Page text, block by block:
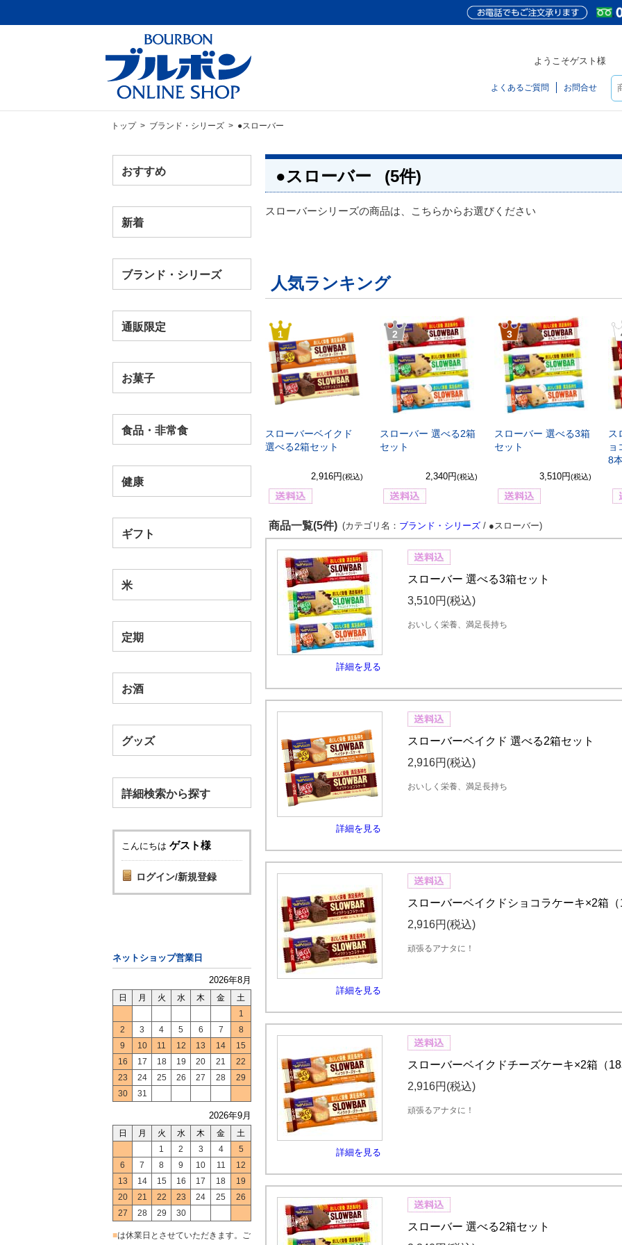
ようこそゲスト様
よくあるご質問 お問合せ
トップ> ブランド・シリーズ> ●スローバー
おすすめ
新着
ブランド・シリーズ
通販限定
お菓子
食品・非常食
健康
ギフト
米
定期
お酒
グッズ
詳細検索から探す
こんにちは ゲスト様
ログイン/新規登録
ネットショップ営業日
2026年8月
日 月 火 水 木 金
土
1
2
3 4 5 6 7
8
9
10 11 12 13 14
15
16
17 18 19 20 21
22
23
24 25 26 27 28
29
30
31
2026年9月
日 月 火 水 木 金
土
1
2 3 4
5
6
7 8 9 10 11
12
13
14 15 16 17 18
19
20
21 22 23 24 25
26
27
28 29 30
■は休業日とさせていただきます。ご
●スローバー (5件)
スローバーシリーズの商品は、こちらからお選びください
人気ランキング
1
スローバーベイクド
選べる2箱セット
2,916円(税込)
2
スローバー 選べる2箱
セット
2,340円(税込)
3
スローバー 選べる3箱
セット
3,510円(税込)
ス
ョ
8
商品一覧(5件) (カテゴリ名： ブランド・シリーズ / ●スローバー)
詳細を見る
スローバー 選べる3箱セット
3,510円 (税込)
おいしく栄養、満足長持ち
詳細を見る
スローバーベイクド 選べる2箱セット
2,916円 (税込)
おいしく栄養、満足長持ち
詳細を見る
スローバーベイクドショコラケーキ×2箱
2,916円 (税込)
頑張るアナタに！
詳細を見る
スローバーベイクドチーズケーキ×2箱（
2,916円 (税込)
頑張るアナタに！
スローバー 選べる2箱セット